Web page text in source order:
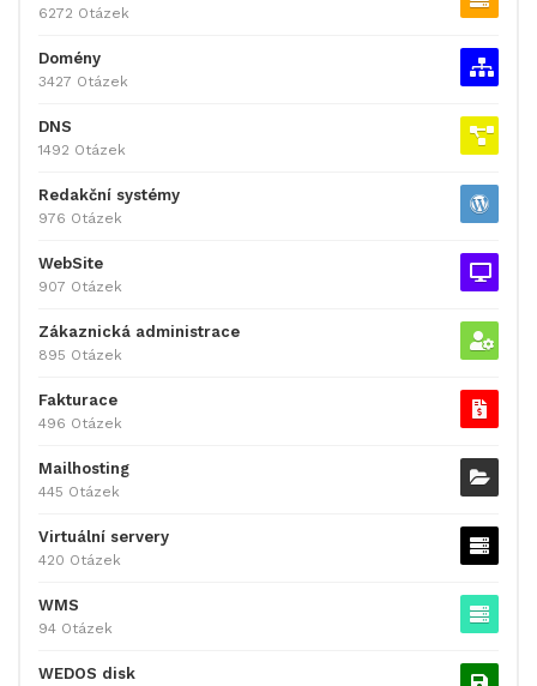
6272 Otázek
Domény
3427 Otázek
DNS
1492 Otázek
Redakční systémy
976 Otázek
WebSite
907 Otázek
Zákaznická administrace
895 Otázek
Fakturace
496 Otázek
Mailhosting
445 Otázek
Virtuální servery
420 Otázek
WMS
94 Otázek
WEDOS disk